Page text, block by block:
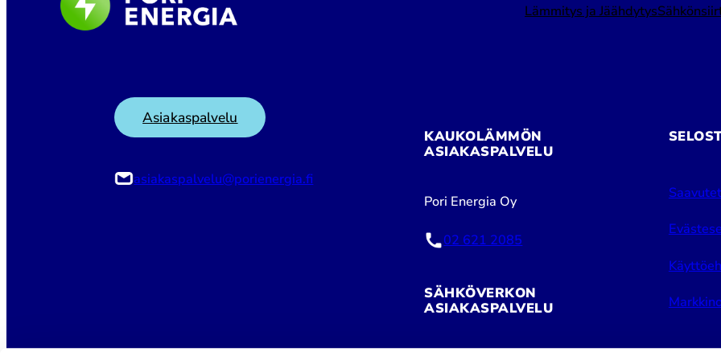
Lämmitys ja Jäähdytys
Asiakaspalvelu
asiakaspalvelu@porienergia.fi
KAUKOLÄMMÖN
ASIAKASPALVELU
Pori Energia Oy
02 621 2085
SÄHKÖVERKON
ASIAKASPALVELU